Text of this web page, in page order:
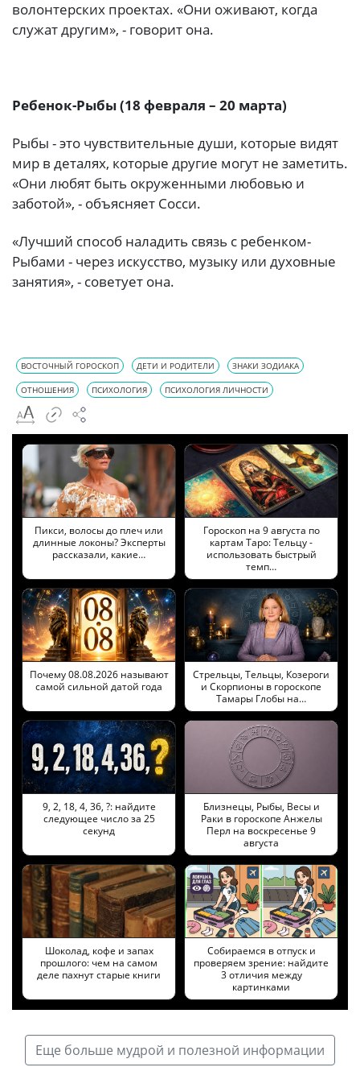
волонтерских проектах. «Они оживают, когда
служат другим», - говорит она.
Ребенок-Рыбы (18 февраля – 20 марта)
Рыбы - это чувствительные души, которые видят
мир в деталях, которые другие могут не заметить.
«Они любят быть окруженными любовью и
заботой», - объясняет Сосси.
«Лучший способ наладить связь с ребенком-
Рыбами - через искусство, музыку или духовные
занятия», - советует она.
ВОСТОЧНЫЙ ГОРОСКОП ДЕТИ И РОДИТЕЛИ ЗНАКИ ЗОДИАКА
ОТНОШЕНИЯ ПСИХОЛОГИЯ ПСИХОЛОГИЯ ЛИЧНОСТИ
Пикси, волосы до плеч или
длинные локоны? Эксперты
рассказали, какие…
Гороскоп на 9 августа по
картам Таро: Тельцу -
использовать быстрый
темп…
Почему 08.08.2026 называют
самой сильной датой года
Стрельцы, Тельцы, Козероги
и Скорпионы в гороскопе
Тамары Глобы на…
9, 2, 18, 4, 36, ?: найдите
следующее число за 25
секунд
Близнецы, Рыбы, Весы и
Раки в гороскопе Анжелы
Перл на воскресенье 9
августа
Шоколад, кофе и запах
прошлого: чем на самом
деле пахнут старые книги
Собираемся в отпуск и
проверяем зрение: найдите
3 отличия между
картинками
Еще больше мудрой и полезной информации